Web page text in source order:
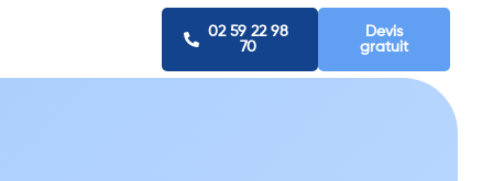
02 59 22 98
70
Devis
gratuit